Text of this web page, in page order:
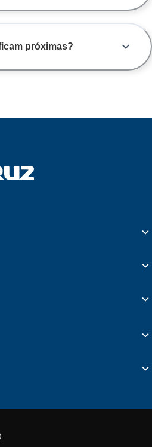
próximas?